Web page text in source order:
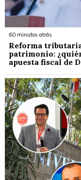
60 minutos atrás
Reforma
patrimonio:
apuesta fiscal de